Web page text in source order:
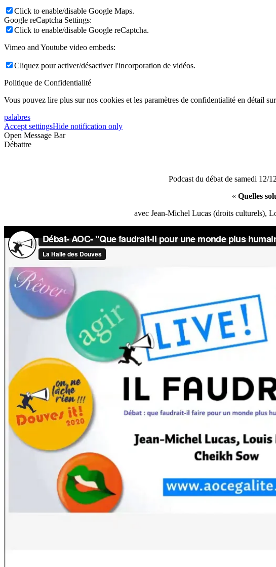
Click to enable/disable Google Maps.
Google reCaptcha Settings:
Click to enable/disable Google reCaptcha.
Vimeo and Youtube video embeds:
Cliquez pour activer/désactiver l'incorporation de vidéos.
Politique de Confidentialité
Vous pouvez lire plus sur nos cookies et les paramètres de confidentialité en détail
palabres
Accept settingsHide notification only
Open Message Bar
Débattre
Podcast du débat de samedi 12/
« Quelles
avec Jean-Michel Lucas (droits culturels),